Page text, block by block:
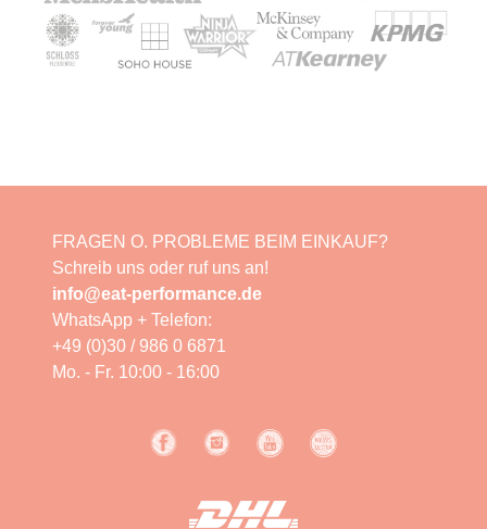
FRAGEN O. PROBLEME BEIM EINKAUF?
Schreib uns oder ruf uns an!
info@eat-performance.de
WhatsApp + Telefon:
+49 (0)30 / 986 0 6871
Mo. - Fr. 10:00 - 16:00